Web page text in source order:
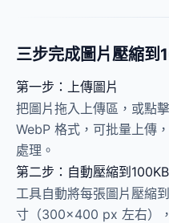
三步完成圖片壓縮到
第一步：上傳圖片
把圖片拖入上傳區，或點
WebP 格式，可批量上傳
處理。
第二步：自動壓縮到100KB
工具自動將每張圖片壓縮
寸（300×400 px 左右）